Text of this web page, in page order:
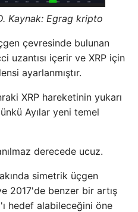
Kaynak: Egrag kripto
çevresinde bulunan
uzantısı içerir ve XRP için
ayarlanmıştır.
XRP hareketinin yukarı
Ayılar yeni temel
derecede ucuz.
simetrik üçgen
2017'de benzer bir artış
hedef alabileceğini öne